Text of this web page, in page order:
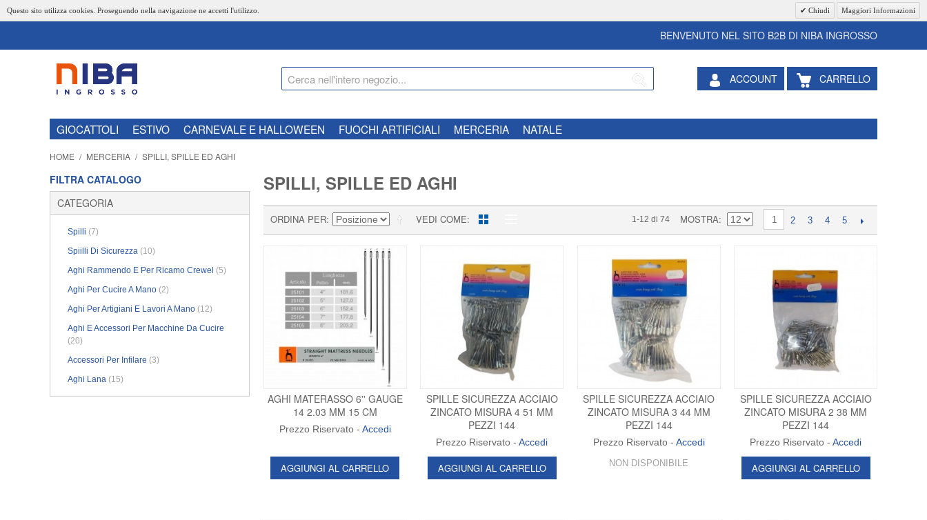
Questo sito utilizza cookies. Proseguendo nella navigazione ne accetti l'utilizzo. Chiudi Maggiori Informazioni
BENVENUTO NEL SITO B2B DI NIBA INGROSSO
ACCOUNT CARRELLO
GIOCATTOLI ESTIVO CARNEVALE E HALLOWEEN FUOCHI ARTIFICIALI MERCERIA NATALE
HOME / MERCERIA / SPILLI, SPILLE ED AGHI
FILTRA CATALOGO
CATEGORIA
Spilli (7)
Spiilli Di Sicurezza (10)
Aghi Rammendo E Per Ricamo Crewel (5)
Aghi Per Cucire A Mano (2)
Aghi Per Artigiani E Lavori A Mano (12)
Aghi E Accessori Per Macchine Da Cucire
(20)
Accessori Per Infilare (3)
Aghi Lana (15)
SPILLI, SPILLE ED AGHI
VEDI COME
ORDINA PER 1-12 di 74 MOSTRA 1 2 3 4 5
AGHI MATERASSO 6'' GAUGE
14 2.03 MM 15 CM
Prezzo Riservato - Accedi
AGGIUNGI AL CARRELLO
SPILLE SICUREZZA ACCIAIO
ZINCATO MISURA 4 51 MM
PEZZI 144
Prezzo Riservato -Accedi
AGGIUNGI AL CARRELLO
SPILLE SICUREZZA ACCIAIO
ZINCATO MISURA 3 44 MM
PEZZI 144
Prezzo Riservato - Accedi
NON DISPONIBILE
SPILLE SICUREZZA ACCIAIO
ZINCATO MISURA 2 38 MM
PEZZI 144
Prezzo Riservato -Accedi
AGGIUNGI AL CARRELLO